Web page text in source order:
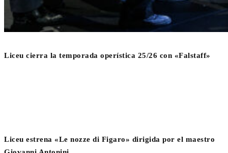
Liceu cierra la temporada operística 25/26 con «Falstaff»
Liceu estrena «Le nozze di Figaro» dirigida por el maestro